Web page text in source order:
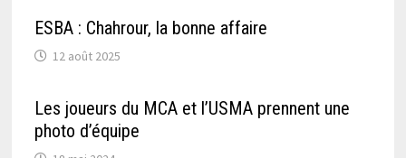
ESBA : Chahrour, la bonne affaire
12 août 2025
Les joueurs du MCA et l’USMA prennent une
photo d’équipe